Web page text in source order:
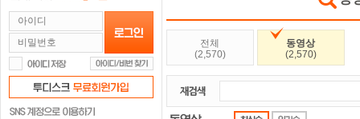
전체
(2,570)
동영상
(2,570)